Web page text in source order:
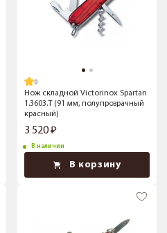
Нож складной Victorinox Spartan
1.3603.T (91 мм, полупрозрачный
красный)
3 520
В наличии
В корзину